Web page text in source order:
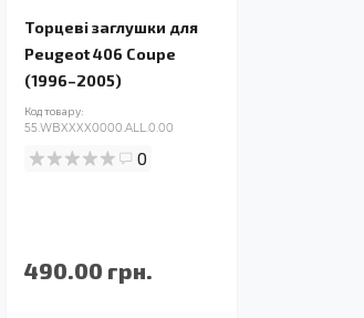
Торцеві заглушки для
Peugeot 406 Coupe
(1996–2005)
Код товару:
55.WBXXXX0000.ALL.0.00
0
490.00 грн.